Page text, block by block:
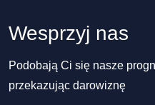
Wesprzyj nas
Podobają Ci się nasze
przekazując darowiznę